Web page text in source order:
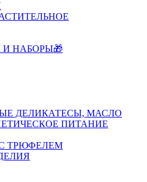
НАБОРЫ🎁
ДЕЛИКАТЕСЫ, МАСЛО
ПИТАНИЕ
ТРЮФЕЛЕМ